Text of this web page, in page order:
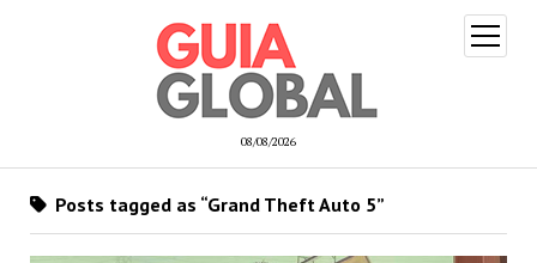
08/08/2026
open
menu
Posts tagged as “Grand Theft Auto 5”